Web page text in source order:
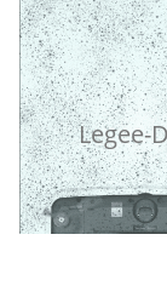
Legee-